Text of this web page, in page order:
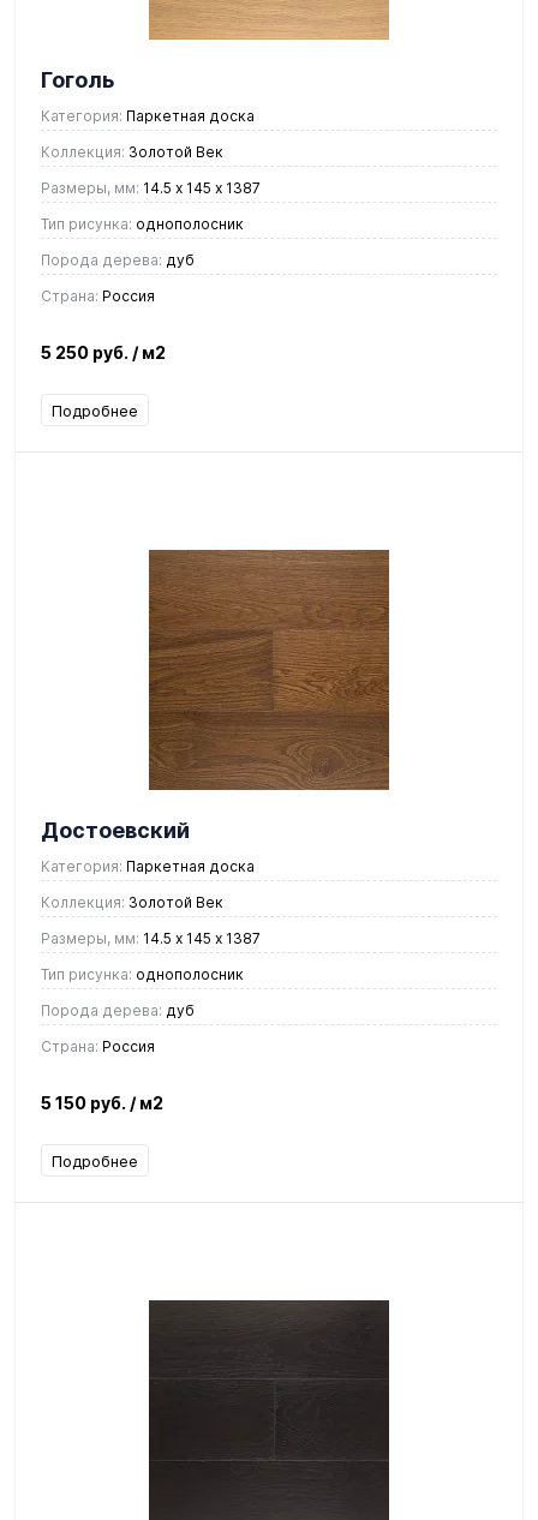
Гоголь
Категория: Паркетная доска
Коллекция: Золотой Век
Размеры, мм: 14.5 х 145 х 1387
Тип рисунка: однополосник
Порода дерева: дуб
Страна: Россия
5 250 руб. / м2
Подробнее
Достоевский
Категория: Паркетная доска
Коллекция: Золотой Век
Размеры, мм: 14.5 х 145 х 1387
Тип рисунка: однополосник
Порода дерева: дуб
Страна: Россия
5 150 руб. / м2
Подробнее